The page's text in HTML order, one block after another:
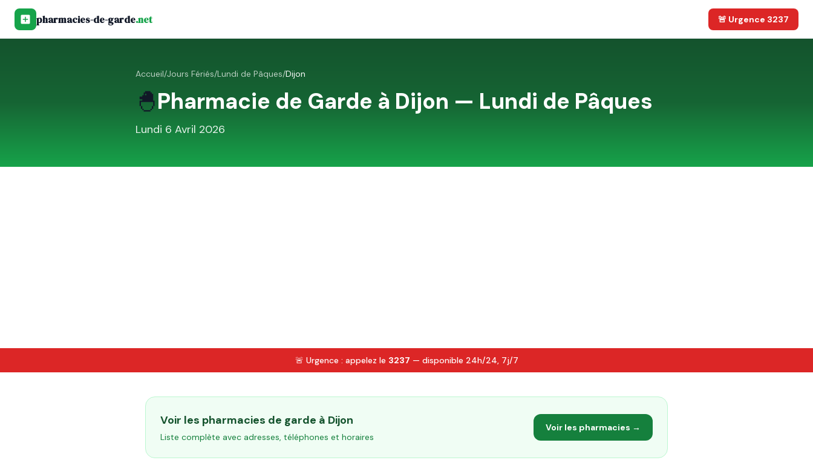
pharmacies-de-garde.net 🚨 Urgence 3237
Accueil/Jours Fériés/Lundi de Pâques/Dijon
🐣Pharmacie de Garde à Dijon — Lundi de Pâques
Lundi 6 Avril 2026
🚨 Urgence : appelez le 3237 — disponible 24h/24, 7j/7
Voir les pharmacies de garde à Dijon
Liste complète avec adresses, téléphones et horaires
Voir les pharmacies →